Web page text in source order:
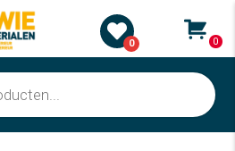
0 0